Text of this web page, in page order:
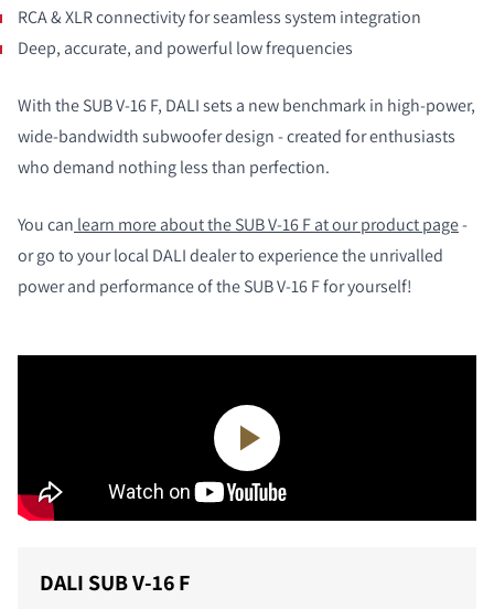
RCA & XLR connectivity for seamless system integration
Deep, accurate, and powerful low frequencies
With the SUB V-16 F, DALI sets a new benchmark in high-power,
wide-bandwidth subwoofer design - created for enthusiasts
who demand nothing less than perfection.
You can learn more about the SUB V-16 F at our product page-
or go to your local DALI dealer to experience the unrivalled
power and performance of the SUB V-16 F for yourself!
DALI SUB V-16 F